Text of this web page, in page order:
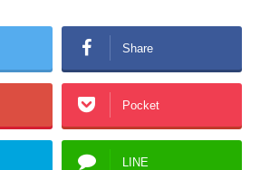
Share
Pocket
LINE